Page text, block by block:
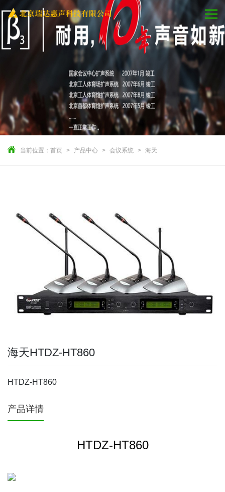
当前位置： 首页 产品中心 会议系统 海天
海天HTDZ-HT860
HTDZ-HT860
产品详情
HTDZ-HT860